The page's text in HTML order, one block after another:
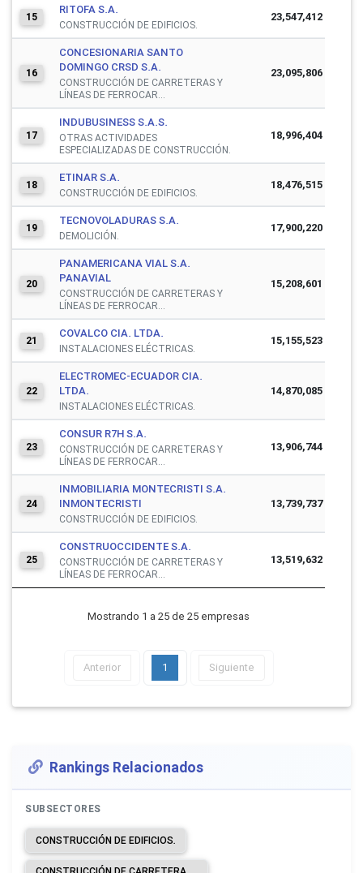
15
RITOFA S.A.
CONSTRUCCIÓN DE EDIFICIOS.
23,547,412
16
CONCESIONARIA SANTO
DOMINGO CRSD S.A.
CONSTRUCCIÓN DE CARRETERAS Y
LÍNEAS DE FERROCAR...
23,095,806
17
INDUBUSINESS S.A.S.
OTRAS ACTIVIDADES
ESPECIALIZADAS DE CONSTRUCCIÓN.
18,996,404
18
ETINAR S.A.
CONSTRUCCIÓN DE EDIFICIOS.
18,476,515
19
TECNOVOLADURAS S.A.
DEMOLICIÓN.
17,900,220
20
PANAMERICANA VIAL S.A.
PANAVIAL
CONSTRUCCIÓN DE CARRETERAS Y
LÍNEAS DE FERROCAR...
15,208,601
21
COVALCO CIA. LTDA.
INSTALACIONES ELÉCTRICAS.
15,155,523
22
ELECTROMEC-ECUADOR CIA.
LTDA.
INSTALACIONES ELÉCTRICAS.
14,870,085
23
CONSUR R7H S.A.
CONSTRUCCIÓN DE CARRETERAS Y
LÍNEAS DE FERROCAR...
13,906,744
24
INMOBILIARIA MONTECRISTI S.A.
INMONTECRISTI
CONSTRUCCIÓN DE EDIFICIOS.
13,739,737
25
CONSTRUOCCIDENTE S.A.
CONSTRUCCIÓN DE CARRETERAS Y
LÍNEAS DE FERROCAR...
13,519,632
Mostrando 1 a 25 de 25 empresas
Anterior 1 Siguiente
Rankings Relacionados
SUBSECTORES
CONSTRUCCIÓN DE EDIFICIOS.